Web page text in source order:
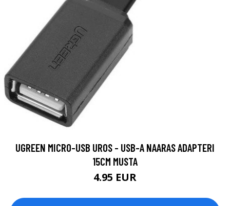
UGREEN MICRO-USB UROS - USB-A NAARAS ADAPTERI
15CM MUSTA
4.95 EUR